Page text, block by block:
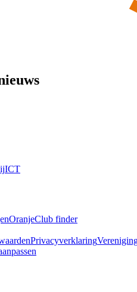
ICT
OranjeClub finder
Privacyverklaring